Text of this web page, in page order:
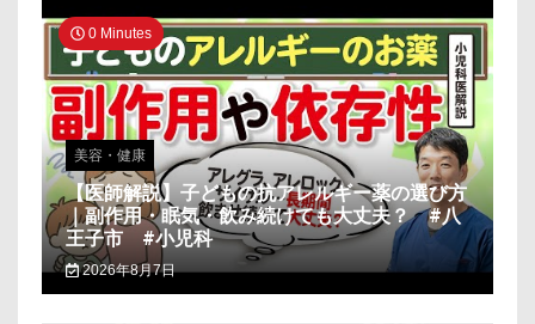
0 Minutes
美容・健康
【医師解説】子どもの抗アレルギー薬の選び方
｜副作用・眠気・飲み続けても大丈夫？ #八
王子市 #小児科
2026年8月7日